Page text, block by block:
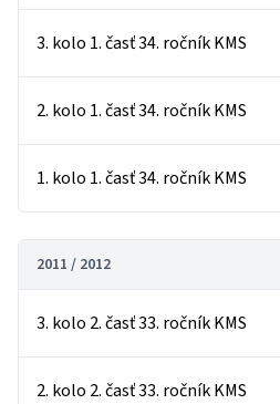
3. kolo 1. časť 34. ročník KMS
2. kolo 1. časť 34. ročník KMS
1. kolo 1. časť 34. ročník KMS
2011 / 2012
3. kolo 2. časť 33. ročník KMS
2. kolo 2. časť 33. ročník KMS